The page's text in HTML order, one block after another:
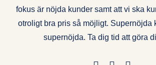
fokus är nöjda kunder samt att vi ska
otroligt bra pris så möjligt. Supernöjda
supernöjda. Ta dig tid att göra